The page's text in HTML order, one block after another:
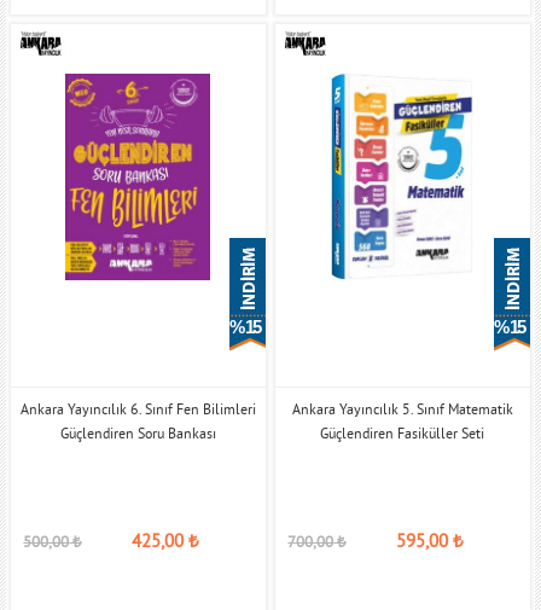
% 15
Ankara Yayıncılık 6. Sınıf Fen Bilimleri
Güçlendiren Soru Bankası
500,00₺ 425,00₺
% 15
Ankara Yayıncılık 5. Sınıf Matematik
Güçlendiren Fasiküller Seti
700,00₺ 595,00₺